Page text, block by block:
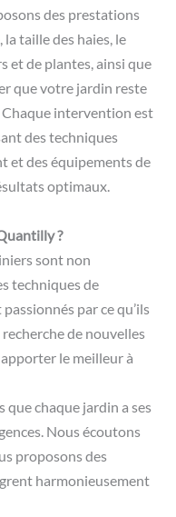
des prestations
taille des haies, le
et de plantes, ainsi que
que votre jardin reste
Chaque intervention est
des techniques
et des équipements de
optimaux.
?
sont non
techniques de
par ce qu’ils
de nouvelles
le meilleur à
que chaque jardin a ses
Nous écoutons
proposons des
harmonieusement